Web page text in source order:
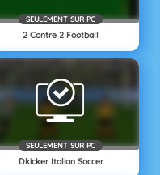
SEULEMENT SUR PC
2 Contre 2 Football
SEULEMENT SUR PC
Dkicker Italian Soccer